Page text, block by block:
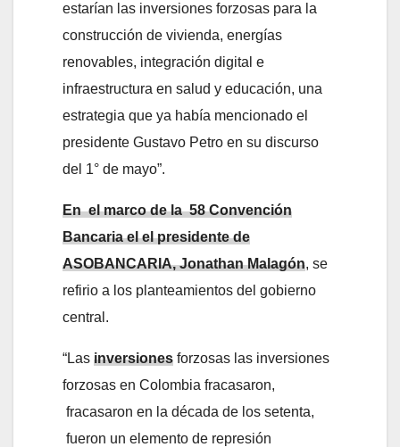
estarían las inversiones forzosas para la
construcción de vivienda, energías
renovables, integración digital e
infraestructura en salud y educación, una
estrategia que ya había mencionado el
presidente Gustavo Petro en su discurso
del 1° de mayo”.
En el marco de la 58 Convención
Bancaria el el presidente de
ASOBANCARIA, Jonathan Malagón, se
refirio a los planteamientos del gobierno
central.
“Las inversiones forzosas las inversiones
forzosas en Colombia fracasaron,
fracasaron en la década de los setenta,
fueron un elemento de represión